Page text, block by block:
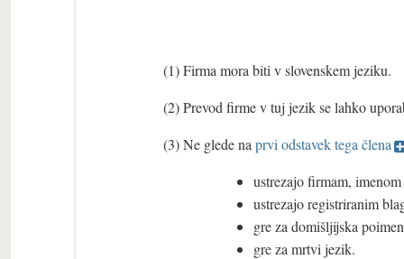
(1) Firma mora biti v slovenskem jeziku.
(2) Prevod firme v tuj jezik se lahko
(3) Ne glede na prvi odstavek tega člena
ustrezajo firmam,
ustrezajo registriranim
gre za domišljijska
gre za mrtvi jezik.